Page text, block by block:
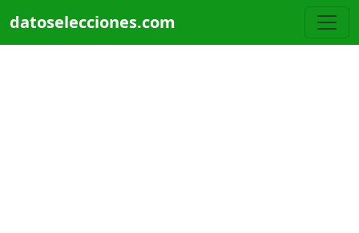
datoselecciones.com